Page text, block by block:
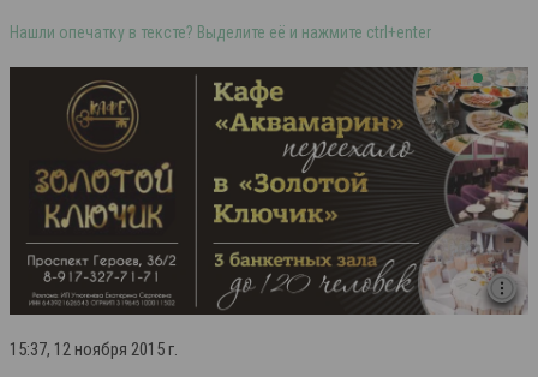
Нашли опечатку в тексте? Выделите её и нажмите ctrl+enter
15:37, 12 ноября 2015 г.